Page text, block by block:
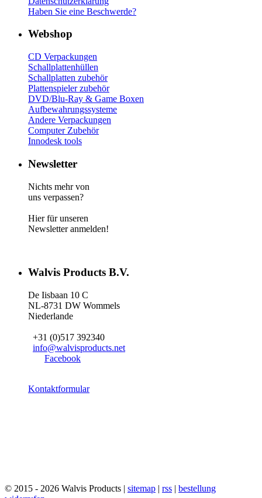
Haben Sie eine Beschwerde?
Webshop
CD Verpackungen
Schallplattenhüllen
Schallplatten zubehör
Plattenspieler zubehör
DVD/Blu-Ray & Game Boxen
Aufbewahrungssysteme
Andere Verpackungen
Computer Zubehör
Innodesk tools
Newsletter
Nichts mehr von
uns verpassen?
Hier für unseren
Newsletter anmelden!
Walvis Products B.V.
De Iisbaan 10 C
NL-8731 DW Wommels
Niederlande
+31 (0)517 392340
info@walvisproducts.net
Facebook
Kontaktformular
© 2015 - 2026 Walvis Products | sitemap | rss | bestellung